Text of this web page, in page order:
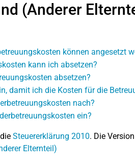
(Anderer
können angesetzt
kann ich absetzen?
absetzen?
damit ich die Kosten für die
nach?
ein?
Steuererklärung 2010. Die
Elternteil)